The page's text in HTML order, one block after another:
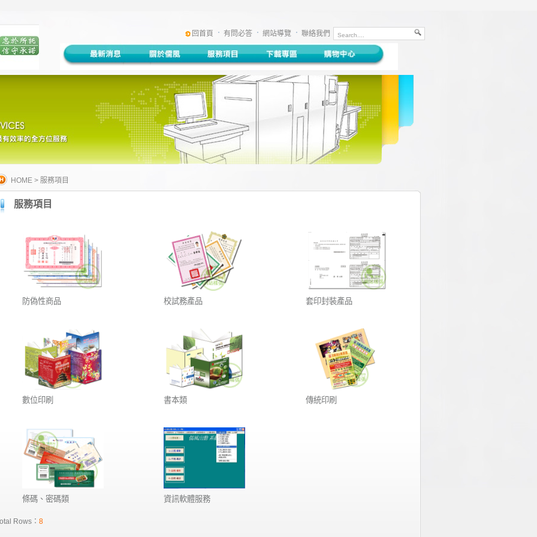
::: 回首頁 有問必答 網站導覽 聯絡我們
HOME > 服務項目
服務項目
防偽性商品 校試務產品 套印封裝產品
數位印刷 書本類 傳統印刷
條碼、密碼類 資訊軟體服務
Rows： 8